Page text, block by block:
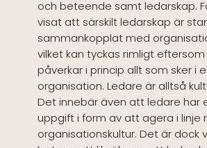
och beteende samt ledarskap.
visat att särskilt ledarskap är
sammankopplat med
vilket kan tyckas rimligt
påverkar i princip allt som sker i
organisation. Ledare är alltså
Det innebär även att ledare har
uppgift i form av att agera i linje
organisationskultur. Det är dock